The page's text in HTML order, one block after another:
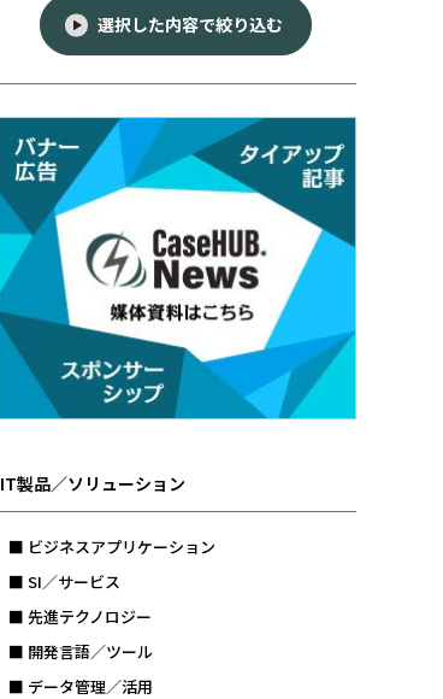
選択した内容で絞り込む
IT製品／ソリューション
■ ビジネスアプリケーション
■ SI／サービス
■ 先進テクノロジー
■ 開発言語／ツール
■ データ管理／活用